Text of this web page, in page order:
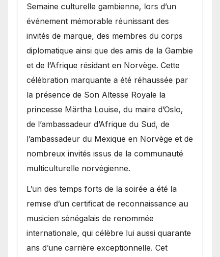
Semaine culturelle gambienne, lors d’un
événement mémorable réunissant des
invités de marque, des membres du corps
diplomatique ainsi que des amis de la Gambie
et de l’Afrique résidant en Norvège. Cette
célébration marquante a été réhaussée par
la présence de Son Altesse Royale la
princesse Märtha Louise, du maire d’Oslo,
de l’ambassadeur d’Afrique du Sud, de
l’ambassadeur du Mexique en Norvège et de
nombreux invités issus de la communauté
multiculturelle norvégienne.
​L’un des temps forts de la soirée a été la
remise d’un certificat de reconnaissance au
musicien sénégalais de renommée
internationale, qui célèbre lui aussi quarante
ans d’une carrière exceptionnelle. Cet